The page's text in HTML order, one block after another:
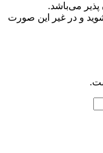
می‌باشد.
و در غیر این صورت